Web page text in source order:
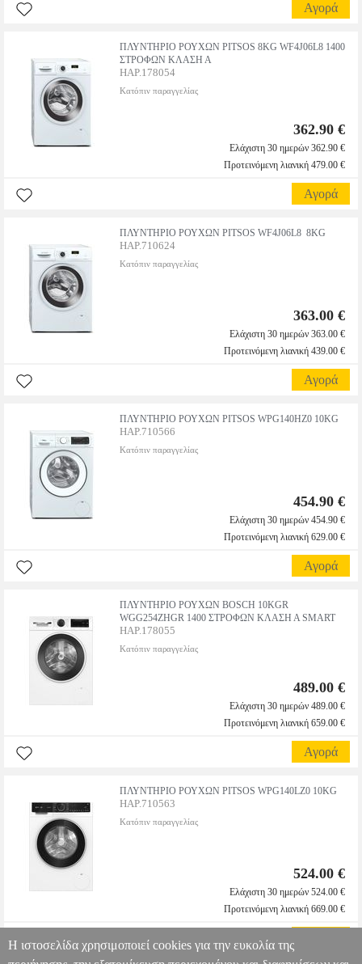
Αγορά
ΠΛΥΝΤΗΡΙΟ ΡΟΥΧΩΝ PITSOS 8KG WF4J06L8 1400
ΣΤΡΟΦΩΝ ΚΛΑΣΗ Α
HAP.178054
Κατόπιν παραγγελίας
362.90 €
Ελάχιστη 30 ημερών 362.90 €
Προτεινόμενη λιανική 479.00 €
Αγορά
ΠΛΥΝΤΗΡΙΟ ΡΟΥΧΩΝ PITSOS WF4J06L8 8KG
HAP.710624
Κατόπιν παραγγελίας
363.00 €
Ελάχιστη 30 ημερών 363.00 €
Προτεινόμενη λιανική 439.00 €
Αγορά
ΠΛΥΝΤΗΡΙΟ ΡΟΥΧΩΝ PITSOS WPG140HZ0 10KG
HAP.710566
Κατόπιν παραγγελίας
454.90 €
Ελάχιστη 30 ημερών 454.90 €
Προτεινόμενη λιανική 629.00 €
Αγορά
ΠΛΥΝΤΗΡΙΟ ΡΟΥΧΩΝ BOSCH 10KGR
WGG254ZHGR 1400 ΣΤΡΟΦΩΝ ΚΛΑΣΗ Α SMART
HAP.178055
Κατόπιν παραγγελίας
489.00 €
Ελάχιστη 30 ημερών 489.00 €
Προτεινόμενη λιανική 659.00 €
Αγορά
ΠΛΥΝΤΗΡΙΟ ΡΟΥΧΩΝ PITSOS WPG140LZ0 10KG
HAP.710563
Κατόπιν παραγγελίας
524.00 €
Ελάχιστη 30 ημερών 524.00 €
Προτεινόμενη λιανική 669.00 €
Η ιστοσελίδα χρησιμοποιεί cookies για την ευκολία της